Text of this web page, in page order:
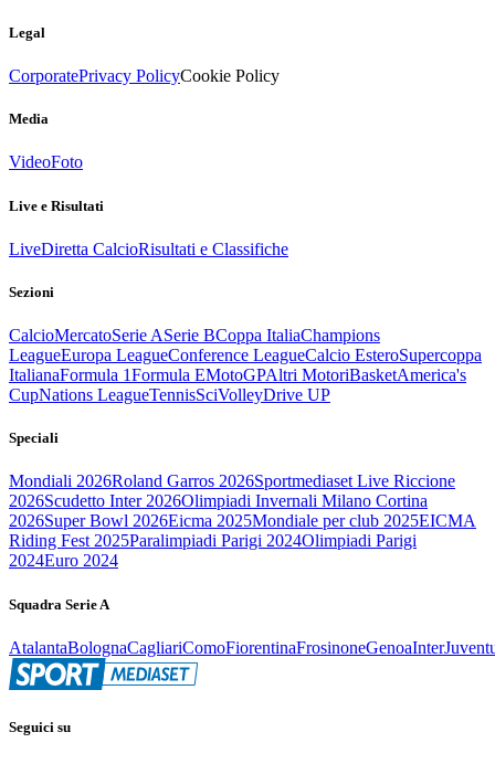
Legal
CorporatePrivacy PolicyCookie Policy
Media
VideoFoto
Live e Risultati
LiveDiretta CalcioRisultati e Classifiche
Sezioni
CalcioMercatoSerie ASerie BCoppa ItaliaChampions
LeagueEuropa LeagueConference LeagueCalcio EsteroSupercoppa
ItalianaFormula 1Formula EMotoGPAltri MotoriBasketAmerica's
CupNations LeagueTennisSciVolleyDrive UP
Speciali
Mondiali 2026Roland Garros 2026Sportmediaset Live Riccione
2026Scudetto Inter 2026Olimpiadi Invernali Milano Cortina
2026Super Bowl 2026Eicma 2025Mondiale per club 2025EICMA
Riding Fest 2025Paralimpiadi Parigi 2024Olimpiadi Parigi
2024Euro 2024
Squadra Serie A
AtalantaBolognaCagliariComoFiorentinaFrosinoneGenoaInter
Seguici su